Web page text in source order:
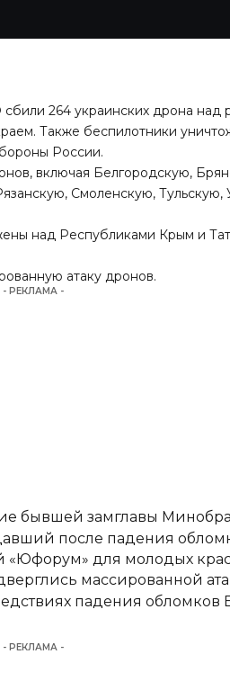
264 украинских дрона над
Также беспилотники
России.
включая Белгородскую,
Смоленскую, Тульскую,
над Республиками Крым и
атаку дронов.
- РЕКЛАМА -
бывшей замглавы
после падения
«Юфорум» для молодых
массированной
падения
- РЕКЛАМА -